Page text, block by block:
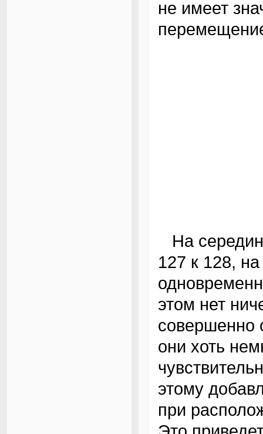
не имеет
На середине шкалы, при переходе от значения
127 к 128,
этом нет
совершенно
они хоть
этому
при